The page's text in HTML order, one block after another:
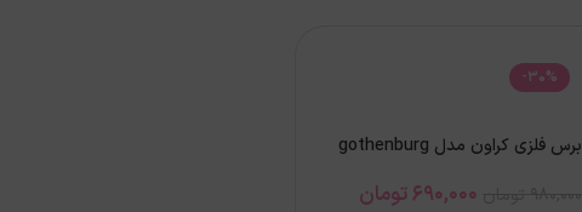
-30%
برس فلزی کراون مدل gothenburg
690,000تومان